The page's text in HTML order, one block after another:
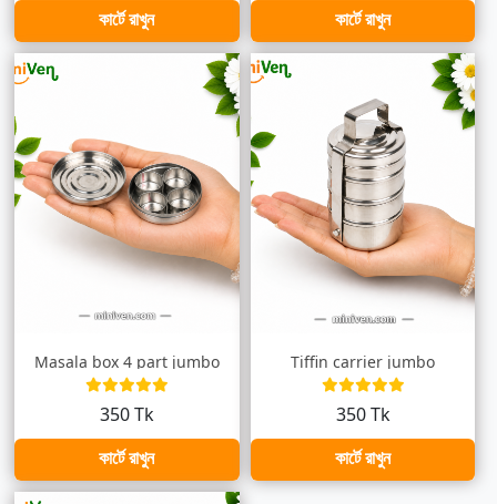
কার্টে রাখুন
কার্টে রাখুন
Masala box 4 part jumbo
350 Tk
কার্টে রাখুন
Tiffin carrier jumbo
350 Tk
কার্টে রাখুন